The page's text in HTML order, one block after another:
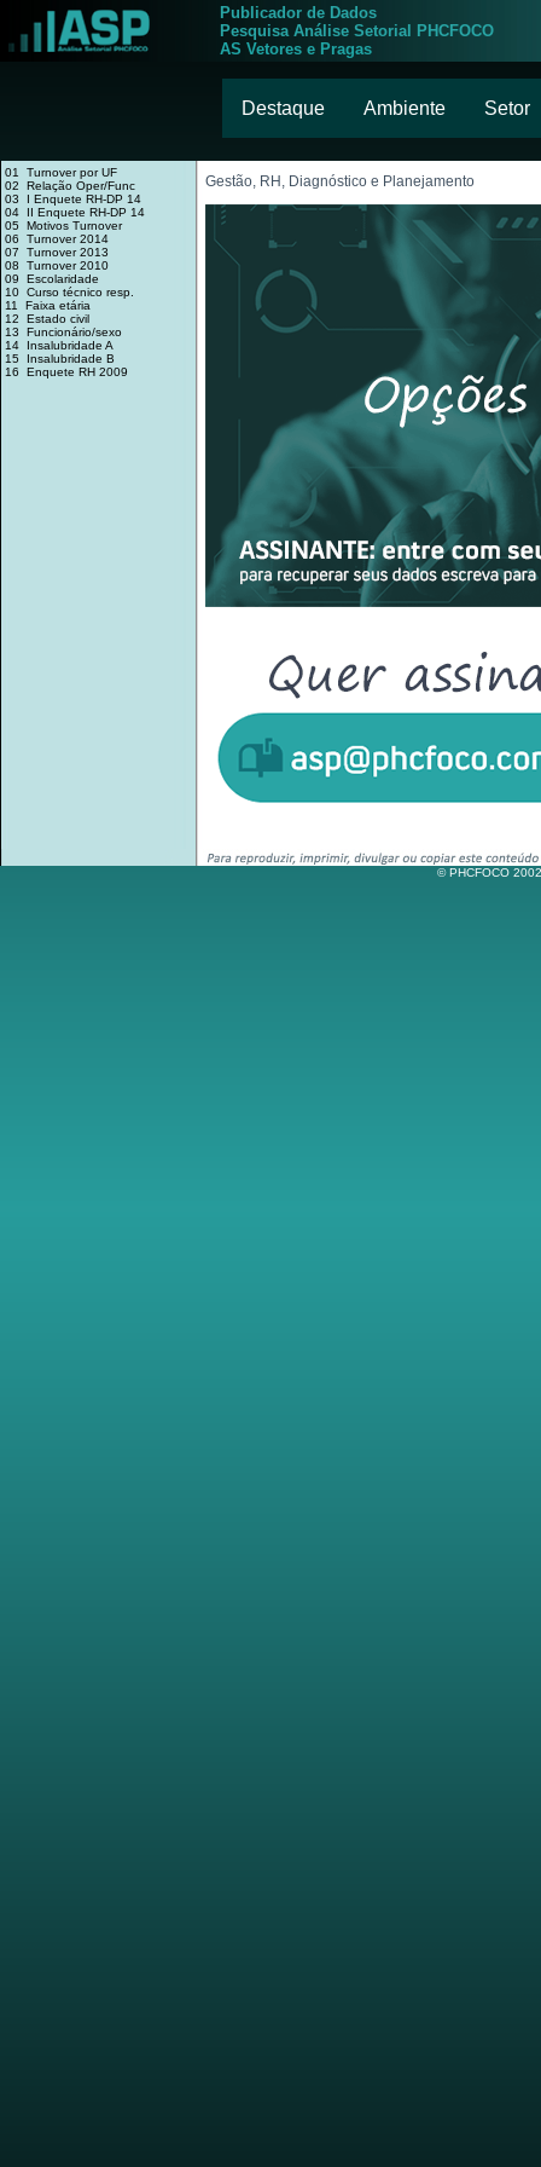
Publicador de Dados
Pesquisa Análise Setorial PHCFOCO
AS Vetores e Pragas
Destaque Ambiente Setor
01 Turnover por UF
02 Relação Oper/Func
03 I Enquete RH-DP 14
04 II Enquete RH-DP 14
05 Motivos Turnover
06 Turnover 2014
07 Turnover 2013
08 Turnover 2010
09 Escolaridade
10 Curso técnico resp.
11 Faixa etária
12 Estado civil
13 Funcionário/sexo
14 Insalubridade A
15 Insalubridade B
16 Enquete RH 2009
Gestão, RH, Diagnóstico e Planejamento
© PHCFOCO